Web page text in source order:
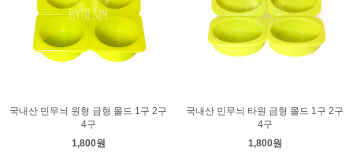
국내산 민무늬 원형 금형 몰드 1구 2구
4구
1,800원
국내산 민무늬 타원 금형 몰드 1구 2구
4구
1,800원